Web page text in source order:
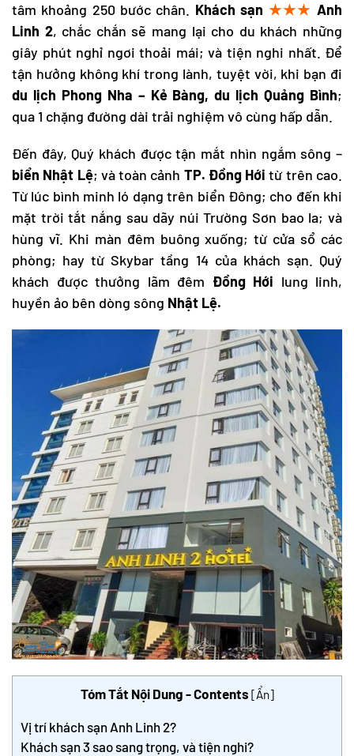
tâm khoảng 250 bước chân. Khách sạn ★★★ Anh
Linh 2, chắc chắn sẽ mang lại cho du khách những
giây phút nghỉ ngơi thoải mái; và tiện nghi nhất. Để
tận hưởng không khí trong lành, tuyệt vời, khi bạn đi
du lịch Phong Nha – Kẻ Bàng,du lịch Quảng Bình;
qua 1 chặng đường dài trải nghiệm vô cùng hấp dẫn.
Đến đây, Quý khách được tận mắt nhìn ngắm sông –
biển Nhật Lệ; và toàn cảnh TP. Đồng Hới từ trên cao.
Từ lúc bình minh ló dạng trên biển Đông; cho đến khi
mặt trời tắt nắng sau dãy núi Trường Sơn bao la; và
hùng vĩ. Khi màn đêm buông xuống; từ cửa sổ các
phòng; hay từ Skybar tầng 14 của khách sạn. Quý
khách được thưởng lãm đêm Đồng Hới lung linh,
huyền ảo bên dòng sông Nhật Lệ.
Tóm Tắt Nội Dung - Contents [Ẩn]
Vị trí khách sạn Anh Linh 2?
Khách sạn 3 sao sang trọng, và tiện nghi?